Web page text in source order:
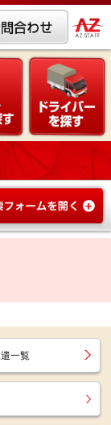
一覧